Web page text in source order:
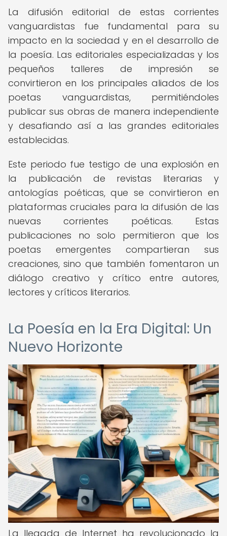
La difusión editorial de estas corrientes
vanguardistas fue fundamental para su
impacto en la sociedad y en el desarrollo de
la poesía. Las editoriales especializadas y los
pequeños talleres de impresión se
convirtieron en los principales aliados de los
poetas vanguardistas, permitiéndoles
publicar sus obras de manera independiente
y desafiando así a las grandes editoriales
establecidas.
Este periodo fue testigo de una explosión en
la publicación de revistas literarias y
antologías poéticas, que se convirtieron en
plataformas cruciales para la difusión de las
nuevas corrientes poéticas. Estas
publicaciones no solo permitieron que los
poetas emergentes compartieran sus
creaciones, sino que también fomentaron un
diálogo creativo y crítico entre autores,
lectores y críticos literarios.
La Poesía en la Era Digital: Un
Nuevo Horizonte
La llegada de Internet ha revolucionado la